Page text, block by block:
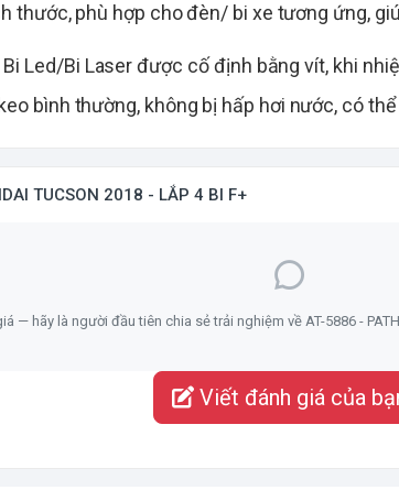
thước, phù hợp cho đèn/ bi xe tương ứng,
Led/Bi Laser được cố định bằng vít, khi
bình thường, không bị hấp hơi nước, có
TUCSON 2018 - LẮP 4 BI F+
— hãy là người đầu tiên chia sẻ trải nghiệm về AT-5886 -
Viết đánh giá của